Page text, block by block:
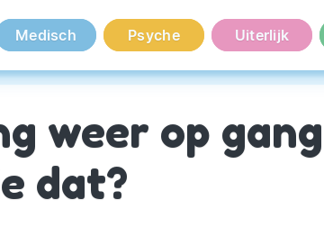
Medisch Psyche Uiterlijk
weer op gang
dat?